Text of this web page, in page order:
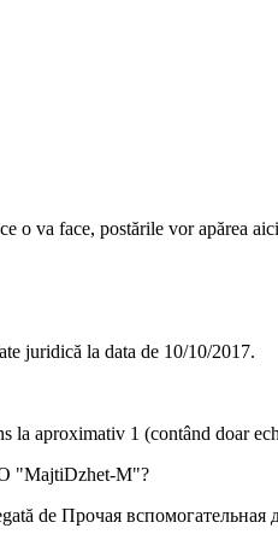
o va face, postările vor apărea
juridică la data de 10/10/2017.
la aproximativ 1 (contând doar
"MajtiDzhet-M"?
de Прочая вспомогательная